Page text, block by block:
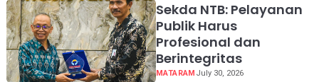
Sekda NTB: Pelayanan
Publik Harus
Profesional dan
Berintegritas
MATARAM July 30, 2026